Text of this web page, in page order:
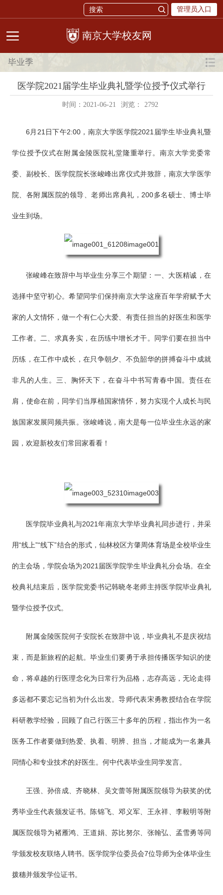
管理员入口
校友网
毕业季
医学院2021届学生毕业典礼暨学位授予仪式举行
时间：2021-06-21 浏览： 2792
6月21日下午2:00，南京大学医学院2021届学生毕业典礼暨
学位授予仪式在附属金陵医院礼堂隆重举行。南京大学党委常
委、副校长、医学院院长张峻峰出席仪式并致辞，南京大学医学
院、各附属医院的领导、老师出席典礼，200多名硕士、博士毕
业生到场。
张峻峰在致辞中与毕业生分享三个期望：一、大医精诚，在
选择中坚守初心。希望同学们保持南京大学这座百年学府赋予大
家的人文情怀，做一个有仁心大爱、有责任担当的好医生和医学
工作者。二、求真务实，在历练中增长才干。同学们要在担当中
历练，在工作中成长，在只争朝夕、不负韶华的拼搏奋斗中成就
非凡的人生。三、胸怀天下，在奋斗中书写青春中国。责任在
肩，使命在前，同学们当厚植国家情怀，努力实现个人成长与民
族国家发展同频共振。张峻峰说，南大是每一位毕业生永远的家
园，欢迎新校友们常回家看看！
医学院毕业典礼与2021年南京大学毕业典礼同步进行，并采
用“线上”“线下”结合的形式，仙林校区方肇周体育场是全校毕业生
的主会场，学院会场为2021届医学院学生毕业典礼分会场。在全
校典礼结束后，医学院党委书记韩晓冬老师主持医学院毕业典礼
暨学位授予仪式。
附属金陵医院何子安院长在致辞中说，毕业典礼不是庆祝结
束，而是新旅程的起航。毕业生们要勇于承担传播医学知识的使
命，将卓越的行医理念化为日常行为品格，志存高远，无论走得
多远都不要忘记当初为什么出发。导师代表宋勇教授结合在学院
科研教学经验，回顾了自己行医三十多年的历程，指出作为一名
医务工作者要做到热爱、执着、明辨、担当，才能成为一名兼具
同情心和专业技术的好医生。何中代表毕业生同学发言。
王强、孙倍成、齐晓林、吴文蕾等附属医院领导为获奖的优
秀毕业生代表颁发证书。陈锦飞、邓义军、王永祥、李毅明等附
属医院领导为褚雁鸿、王道娟、苏比努尔、张翰弘、孟雪勇等同
学颁发校友联络人聘书。医学院学位委员会7位导师为全体毕业生
拨穗并颁发学位证书。